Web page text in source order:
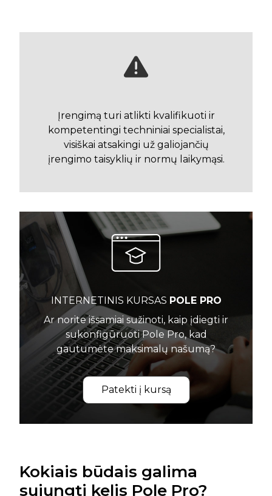
Įrengimą turi atlikti kvalifikuoti ir
kompetentingi techniniai specialistai,
visiškai atsakingi už galiojančių
įrengimo taisyklių ir normų laikymąsi.
INTERNETINIS KURSAS POLE PRO
Ar norite išsamiai sužinoti, kaip įdiegti ir
sukonfigūruoti Pole Pro, kad
gautumėte maksimalų našumą?
Patekti į kursą
Kokiais būdais galima
sujungti kelis Pole Pro?